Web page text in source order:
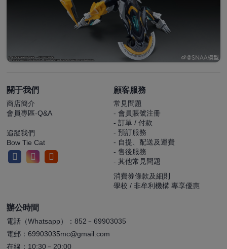
關于我們
商店簡介
會員專區-Q&A
追蹤我們
Bow Tie Cat
顧客服務
常見問題
- 會員賬號注冊
- 訂單 / 付款
- 預訂服務
- 自提、配送及運費
- 售後服務
- 其他常見問題
消費券條款及細則
學校 / 非牟利機構 專享優惠
辦公時間
電話（Whatsapp）：852﹣69903035
電郵：69903035mc@gmail.com
在線：10:30﹣20:00